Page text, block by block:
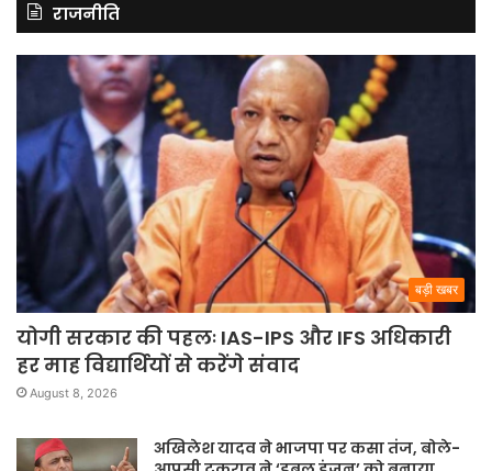
राजनीति
बड़ी खबर
योगी सरकार की पहलः IAS-IPS और IFS अधिकारी
हर माह विद्यार्थियों से करेंगे संवाद
August 8, 2026
अखिलेश यादव ने भाजपा पर कसा तंज, बोले-